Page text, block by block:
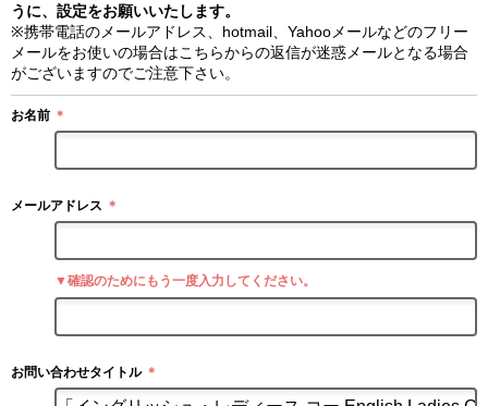
うに、設定をお願いいたします。
※携帯電話のメールアドレス、hotmail、Yahooメールなどのフリー
メールをお使いの場合はこちらからの返信が迷惑メールとなる場合
がございますのでご注意下さい。
お名前 ＊
メールアドレス ＊
▼確認のためにもう一度入力してください。
お問い合わせタイトル ＊